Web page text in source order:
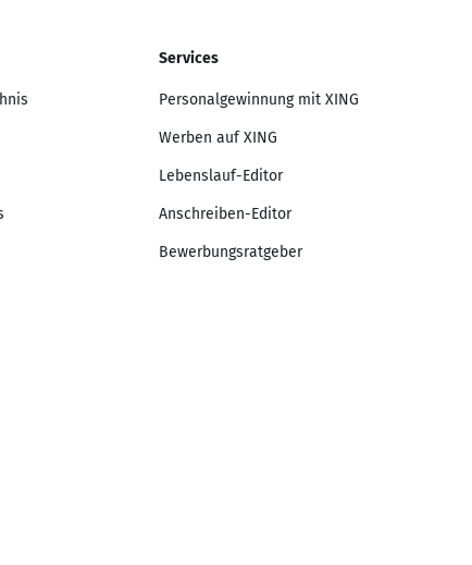
Services
Personalgewinnung mit XING
Werben auf XING
Lebenslauf-Editor
Anschreiben-Editor
Bewerbungsratgeber